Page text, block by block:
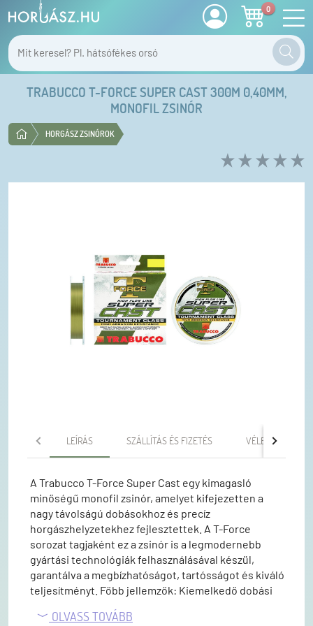
0
TRABUCCO T-FORCE SUPER CAST 300M 0,40MM,
MONOFIL ZSINÓR
HORGÁSZ ZSINÓROK
LEÍRÁS SZÁLLÍTÁS ÉS FIZETÉS VÉLEMÉNYEK
A Trabucco T-Force Super Cast egy kimagasló
minőségű monofil zsinór, amelyet kifejezetten a
nagy távolságú dobásokhoz és precíz
horgászhelyzetekhez fejlesztettek. A T-Force
sorozat tagjaként ez a zsinór is a legmodernebb
gyártási technológiák felhasználásával készül,
garantálva a megbízhatóságot, tartósságot és kiváló
teljesítményt. Főbb jellemzők: Kiemelkedő dobási
rugalmasság segíti a hosszú és pontos dobásokat,
OLVASS TOVÁBB